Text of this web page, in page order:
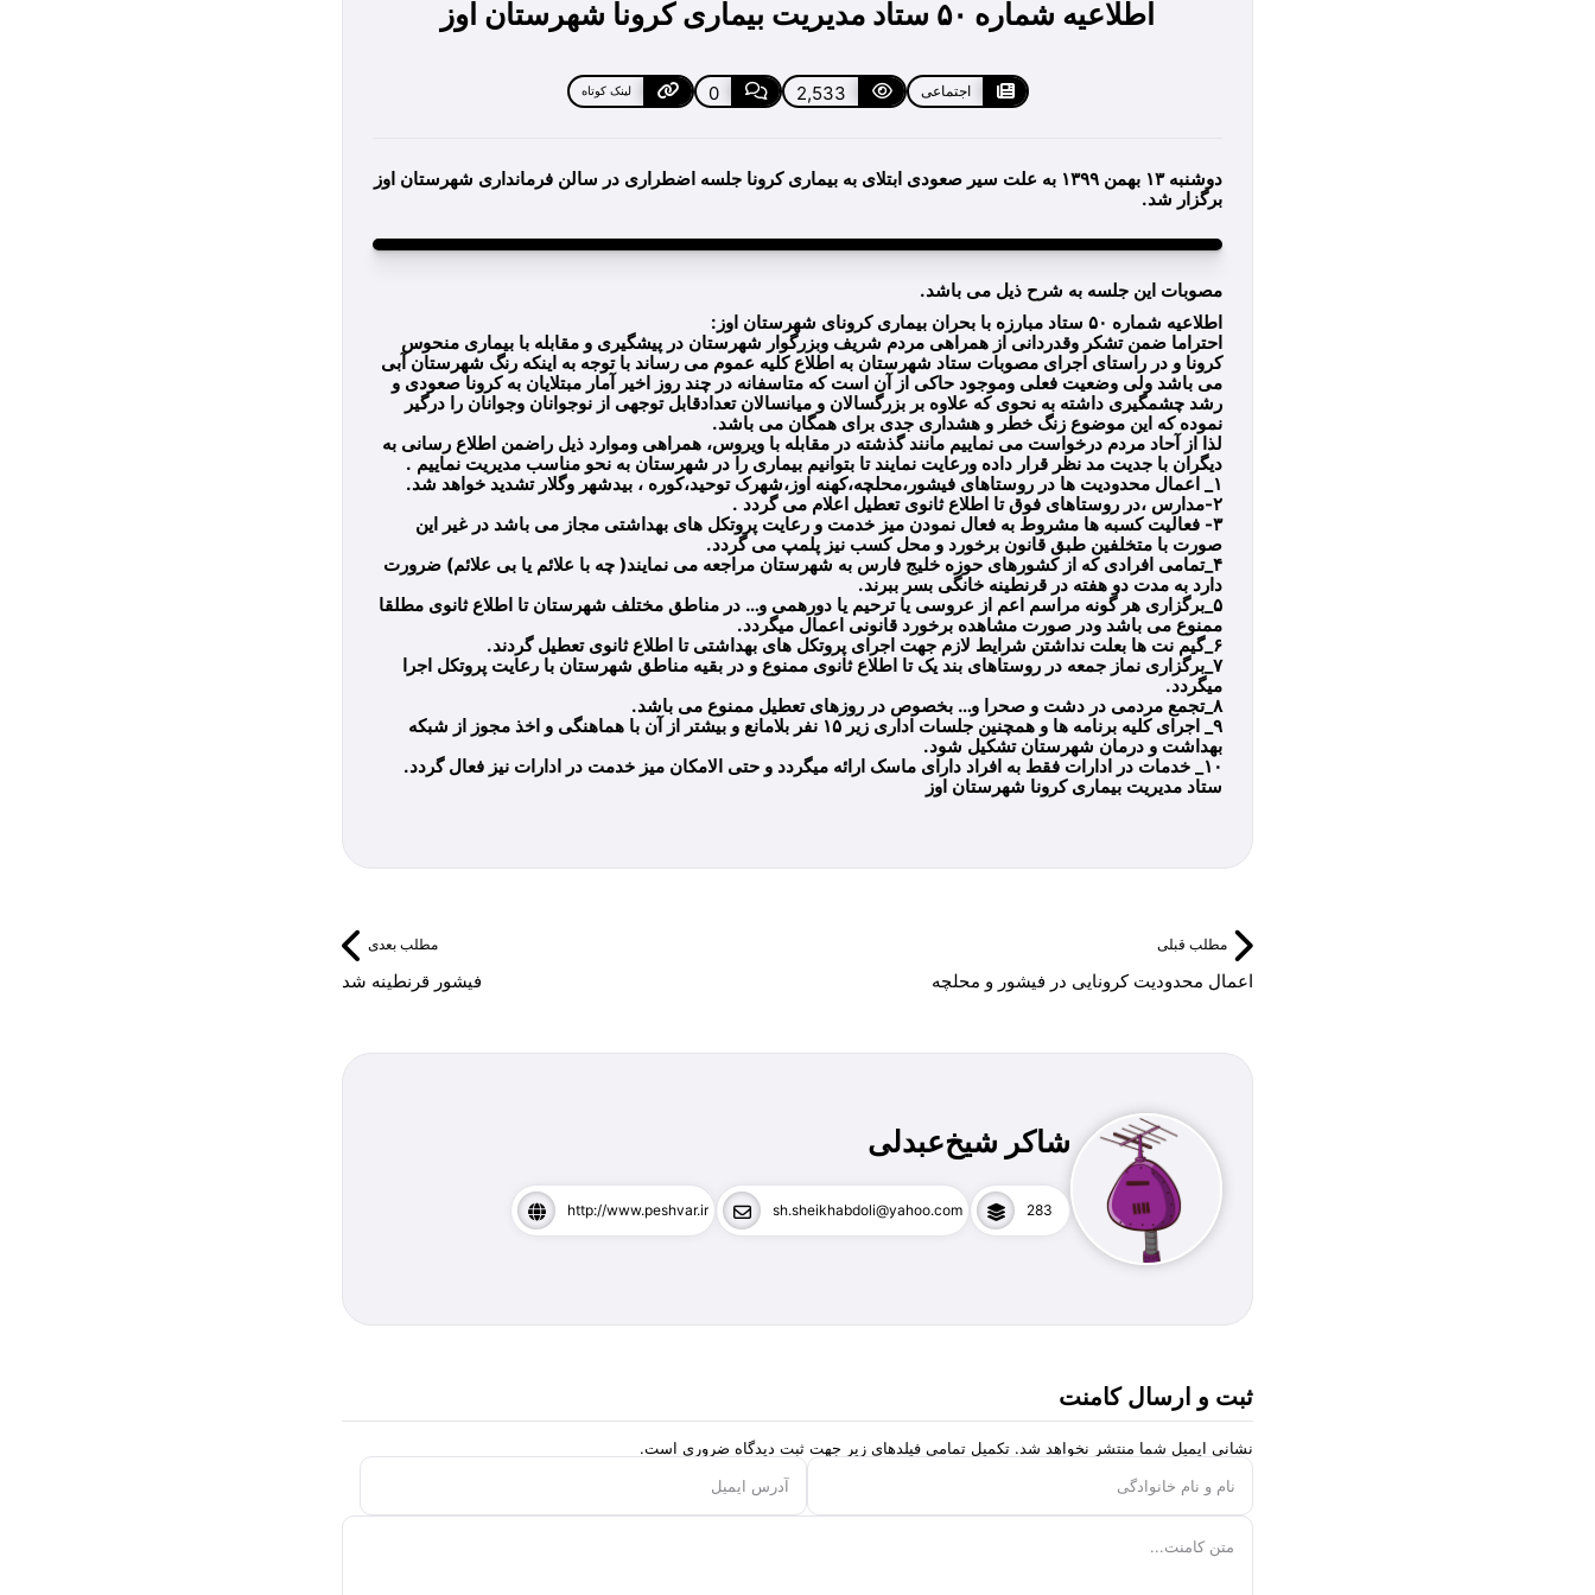
اطلاعیه شماره ۵٠ ستاد مدیریت بیماری کرونا شهرستان اوز
اجتماعی 2,533
0 لینک کوتاه
دوشنبه ١٣ بهمن ١٣٩٩ به علت سیر صعودی ابتلای به بیماری کرونا جلسه اضطراری در سالن فرمانداری شهرستان اوز
برگزار شد.
مصوبات این جلسه به شرح ذیل می باشد.
اطلاعیه شماره ۵۰ ستاد مبارزه با بحران بیماری کرونای شهرستان اوز:
احتراما ضمن تشکر وقدردانی از همراهی مردم شریف وبزرگوار شهرستان در پیشگیری و مقابله با بیماری منحوس
کرونا و در راستای اجرای مصوبات ستاد شهرستان به اطلاع کلیه عموم می رساند با توجه به اینکه رنگ شهرستان آبی
می باشد ولی وضعیت فعلی وموجود حاکی از آن است که متاسفانه در چند روز اخیر آمار مبتلایان به کرونا صعودی و
رشد چشمگیری داشته به نحوی که علاوه بر بزرگسالان و میانسالان تعدادقابل توجهی از نوجوانان وجوانان را درگیر
نموده که این موضوع زنگ خطر و هشداری جدی برای همگان می باشد.
لذا از آحاد مردم درخواست می نماییم مانند گذشته در مقابله با ویروس، همراهی وموارد ذیل راضمن اطلاع رسانی به
دیگران با جدیت مد نظر قرار داده ورعایت نمایند تا بتوانیم بیماری را در شهرستان به نحو مناسب مدیریت نماییم .
۱_ اعمال محدودیت ها در روستاهای فیشور،محلچه،کهنه اوز،شهرک توحید،کوره ، بیدشهر وگلار تشدید خواهد شد.
۲-مدارس ،در روستاهای فوق تا اطلاع ثانوی تعطیل اعلام می گردد .
۳- فعالیت کسبه ها مشروط به فعال نمودن میز خدمت و رعایت پروتکل های بهداشتی مجاز می باشد در غیر این
صورت با متخلفین طبق قانون برخورد و محل کسب نیز پلمپ می گردد.
۴_تمامی افرادی که از کشورهای حوزه خلیج فارس به شهرستان مراجعه می نمایند( چه با علائم یا بی علائم) ضرورت
دارد به مدت دو هفته در قرنطینه خانگی بسر ببرند.
۵_برگزاری هر گونه مراسم اعم از عروسی یا ترحیم یا دورهمی و… در مناطق مختلف شهرستان تا اطلاع ثانوی مطلقا
ممنوع می باشد ودر صورت مشاهده برخورد قانونی اعمال میگردد.
۶_گیم نت ها بعلت نداشتن شرایط لازم جهت اجرای پروتکل های بهداشتی تا اطلاع ثانوی تعطیل گردند.
۷_برگزاری نماز جمعه در روستاهای بند یک تا اطلاع ثانوی ممنوع و در بقیه مناطق شهرستان با رعایت پروتکل اجرا
میگردد.
۸_تجمع مردمی در دشت و صحرا و… بخصوص در روزهای تعطیل ممنوع می باشد.
۹_ اجرای کلیه برنامه ها و همچنین جلسات اداری زیر ۱۵ نفر بلامانع و بیشتر از آن با هماهنگی و اخذ مجوز از شبکه
بهداشت و درمان شهرستان تشکیل شود.
۱۰_ خدمات در ادارات فقط به افراد دارای ماسک ارائه میگردد و حتی الامکان میز خدمت در ادارات نیز فعال گردد.
ستاد مدیریت بیماری کرونا شهرستان اوز
مطلب قبلی
اعمال محدودیت کرونایی در فیشور و محلچه
مطلب بعدی
فیشور قرنطینه شد
شاکر شیخ‌عبدلی
283
sh.sheikhabdoli@yahoo.com
http://www.peshvar.ir
ثبت و ارسال کامنت
نشانی ایمیل شما منتشر نخواهد شد. تکمیل تمامی فیلد‌های زیر جهت ثبت دیدگاه ضروری است.
نام و نام خانوادگی
آدرس ایمیل
متن کامنت...